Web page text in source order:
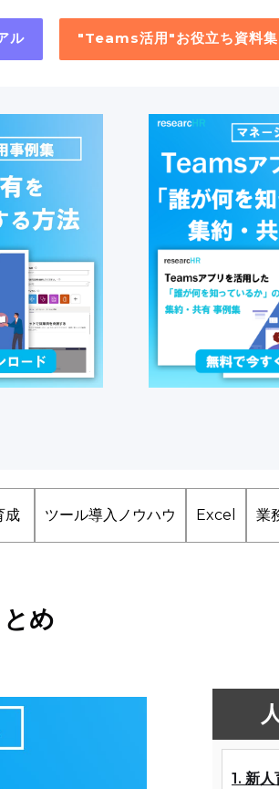
ル "Teams活用"お役立ち資料集
成 ツール導入ノウハウ Excel 業
め
1. 新